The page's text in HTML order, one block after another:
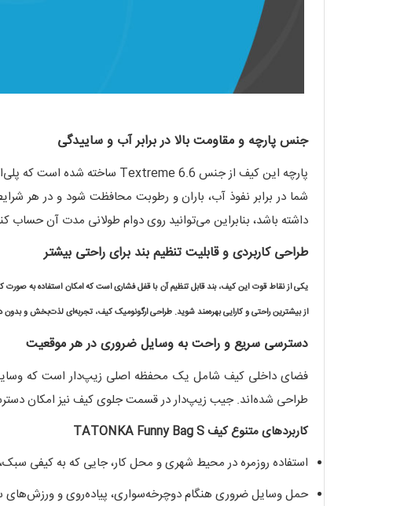
جنس پارچه و مقاومت بالا در برابر آب و ساییدگی
شما در برابر نفوذ آب، باران و رطوبت محافظت شود و در هر
داشته باشد، بنابراین می‌توانید روی دوام طولانی مدت آن حساب
طراحی کاربردی و قابلیت تنظیم بند برای راحتی بیشتر
یکی از نقاط قوت این کیف، بند قابل تنظیم آن با قفل فشاری است که امکان استفاده به
از بیشترین راحتی و کارایی بهره‌مند شوید. طراحی ارگونومیک کیف، تجربه‌ای لذت‌بخش و بدون
دسترسی سریع و راحت به وسایل ضروری در هر موقعیت
فضای داخلی کیف شامل یک محفظه اصلی زیپ‌دار است که وسایل
طراحی شده‌اند. جیب زیپ‌دار در قسمت جلوی کیف نیز امکان
کاربردهای متنوع کیف TATONKA Funny Bag S
استفاده روزمره در محیط شهری و محل کار، جایی که به کیفی
حمل وسایل ضروری هنگام دوچرخه‌سواری، پیاده‌روی و ورزش‌های